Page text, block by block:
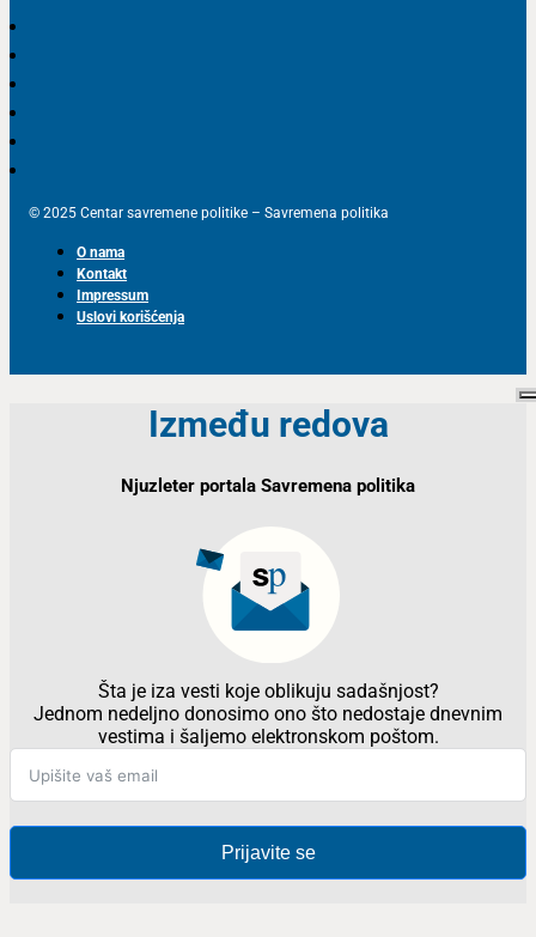
© 2025 Centar savremene politike – Savremena politika
O nama
Kontakt
Impressum
Uslovi korišćenja
Između redova
Njuzleter portala Savremena politika
Šta je iza vesti koje oblikuju sadašnjost?
Jednom nedeljno donosimo ono što nedostaje dnevnim
vestima i šaljemo elektronskom poštom.
Prijavite se